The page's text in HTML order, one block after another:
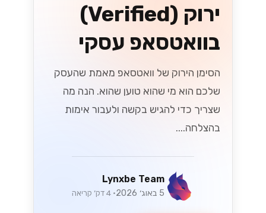
ירוק (Verified)
בוואטסאפ עסקי
הסימן הירוק של וואטסאפ מאמת שהעסק
שלכם הוא מי שהוא טוען שהוא. הנה מה
שצריך כדי להגיש בקשה ולעבור אימות
בהצלחה....
Lynxbe Team
5 באוג׳ 2026 • 4 דק׳ קריאה